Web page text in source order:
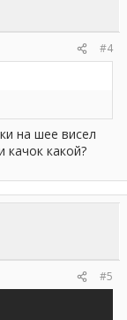
#4
на шее висел
качок какой?
#5